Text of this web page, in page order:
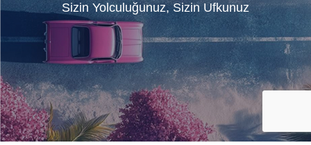
Sizin Yolculuğunuz, Sizin Ufkunuz